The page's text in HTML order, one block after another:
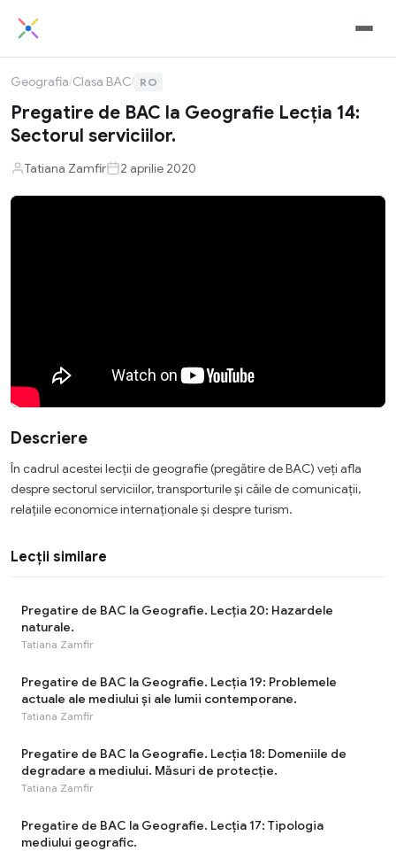
Geografia/Clasa BAC/ RO
Pregatire de BAC la Geografie Lecția 14:
Sectorul serviciilor.
Tatiana Zamfir 2 aprilie 2020
Descriere
În cadrul acestei lecții de geografie (pregătire de BAC) veți afla
despre sectorul serviciilor, transporturile și căile de comunicații,
relațiile economice internaționale și despre turism.
Lecții similare
Pregatire de BAC la Geografie. Lecția 20: Hazardele
naturale.
Tatiana Zamfir
Pregatire de BAC la Geografie. Lecția 19: Problemele
actuale ale mediului și ale lumii contemporane.
Tatiana Zamfir
Pregatire de BAC la Geografie. Lecția 18: Domeniile de
degradare a mediului. Măsuri de protecție.
Tatiana Zamfir
Pregatire de BAC la Geografie. Lecția 17: Tipologia
mediului geografic.